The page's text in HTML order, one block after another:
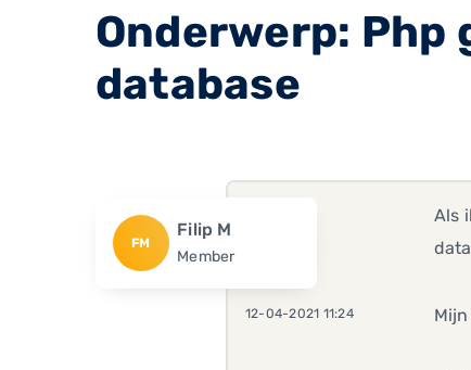
Onderwerp:
database
FM
Filip M
Member
12-04-2021 11:24
Als